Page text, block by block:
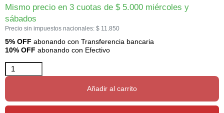
Mismo precio en 3 cuotas de $5.000 miércoles y
sábados
Precio sin impuestos nacionales: $ 11.850
5% OFF abonando con Transferencia bancaria
10% OFF abonando con Efectivo
Añadir al carrito